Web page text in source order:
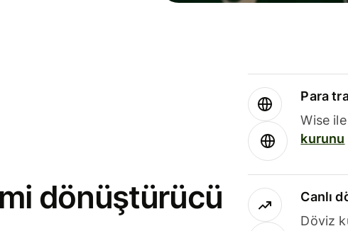
dönüştürücü
Para
Wise
kurunu
Canlı
Döviz